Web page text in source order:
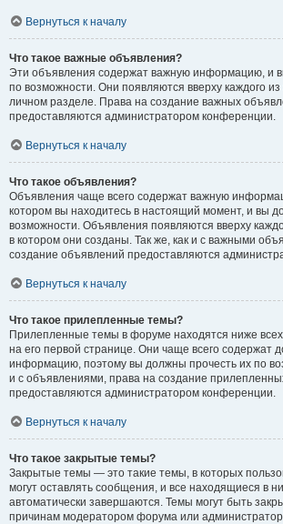
Вернуться к началу
Что такое важные объявления?
Эти объявления содержат важную информацию, и
по возможности. Они появляются вверху каждого
личном разделе. Права на создание важных
предоставляются администратором конференции.
Вернуться к началу
Что такое объявления?
Объявления чаще всего содержат важную
котором вы находитесь в настоящий момент, и вы
возможности. Объявления появляются вверху
в котором они созданы. Так же, как и с важными
создание объявлений предоставляются
Вернуться к началу
Что такое прилепленные темы?
Прилепленные темы в форуме находятся ниже
на его первой странице. Они чаще всего содержат
информацию, поэтому вы должны прочесть их по
и с объявлениями, права на создание
предоставляются администратором конференции.
Вернуться к началу
Что такое закрытые темы?
Закрытые темы — это такие темы, в которых
могут оставлять сообщения, и все находящиеся в
автоматически завершаются. Темы могут быть
причинам модератором форума или